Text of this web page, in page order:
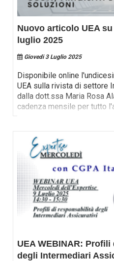
Nuovo articolo UEA
luglio 2025
Giovedi 3 Luglio 2025
Disponibile online
UEA sulla rivista di settore
dalla dott.ssa Maria Rosa
cadenza mensile per tutto
UEA WEBINAR:
degli Intermediari